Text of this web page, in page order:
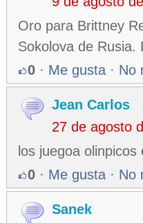
Oro para Brittney
Sokolova de Rusia.
0 · Me gusta · No
Jean Carlos
27 de agosto
los juegoa olinpicos
0 · Me gusta · No
Sanek